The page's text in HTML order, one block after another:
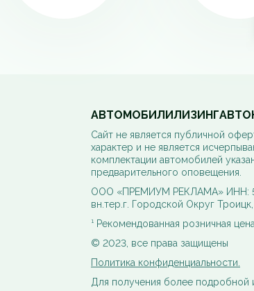
АВТОМОБИЛИЛИЗИНГ
Cайт не является публичной
характер и не является
комплектации автомобилей
предварительного оповещения.
ООО «ПРЕМИУМ РЕКЛАМА» ИНН:
вн.тер.г. Городской Округ
¹ Рекомендованная розничная
© 2023, все права защищены
Политика конфиденциальности.
Для получения более подробной